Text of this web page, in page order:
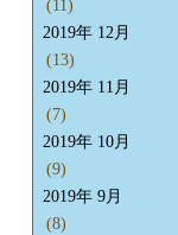
(11)
2019年 12月
(13)
2019年 11月
(7)
2019年 10月
(9)
2019年 9月
(8)